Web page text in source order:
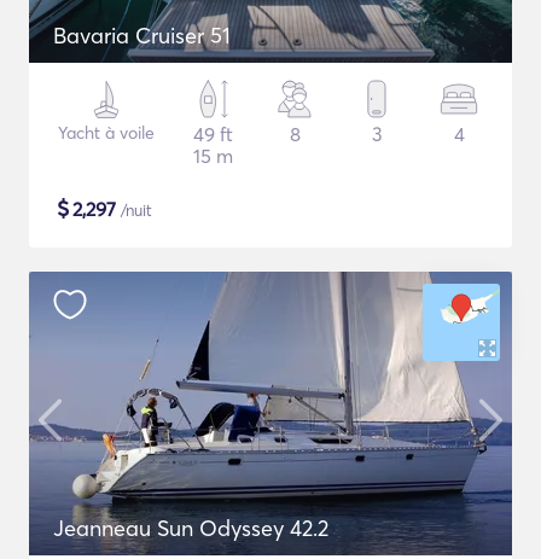
Bavaria Cruiser 51
Yacht à voile
49 ft
15 m
8 3 4
$2,297 /nuit
Jeanneau Sun Odyssey 42.2